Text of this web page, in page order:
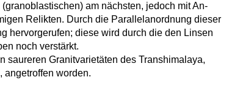
am nächsten, jedoch mit An-
Relikten. Durch die Parallelanordnung dieser
hervorgerufen; diese wird durch die den Linsen
noch verstärkt.
saureren Granitvarietäten des Transhimalaya,
angetroffen worden.